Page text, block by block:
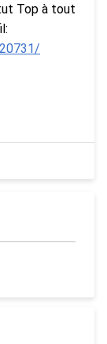
Top à tout